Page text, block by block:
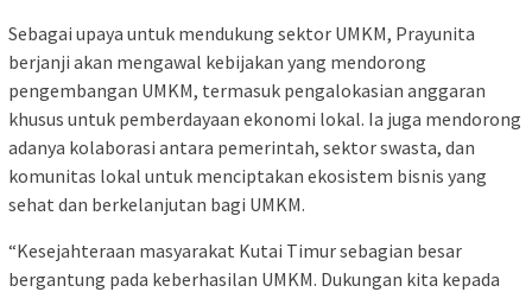
Sebagai upaya untuk mendukung sektor UMKM, Prayunita
berjanji akan mengawal kebijakan yang mendorong
pengembangan UMKM, termasuk pengalokasian anggaran
khusus untuk pemberdayaan ekonomi lokal. Ia juga mendorong
adanya kolaborasi antara pemerintah, sektor swasta, dan
komunitas lokal untuk menciptakan ekosistem bisnis yang
sehat dan berkelanjutan bagi UMKM.
“Kesejahteraan masyarakat Kutai Timur sebagian besar
bergantung pada keberhasilan UMKM. Dukungan kita kepada